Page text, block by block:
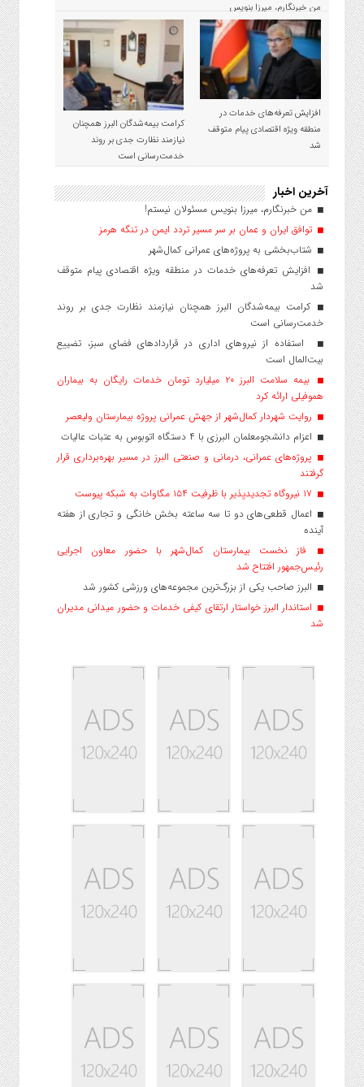
من خبرنگارم، میرزا بنویس
مسئولان نیستم!
افزایش تعرفه‌های خدمات در
منطقه ویژه اقتصادی پیام متوقف
شد
کرامت بیمه‌شدگان البرز همچنان
نیازمند نظارت جدی بر روند
خدمت‌رسانی است
آخرین اخبار
من خبرنگارم، میرزا بنویس مسئولان نیستم!
توافق ایران و عمان بر سر مسیر تردد ایمن در تنگه هرمز
شتاب‌بخشی به پروژه‌های عمرانی کمال‌شهر
افزایش تعرفه‌های خدمات در منطقه ویژه اقتصادی پیام متوقف
شد
کرامت بیمه‌شدگان البرز همچنان نیازمند نظارت جدی بر روند
خدمت‌رسانی است
استفاده از نیروهای اداری در قراردادهای فضای سبز، تضییع
بیت‌المال است
بیمه سلامت البرز ۲۰ میلیارد تومان خدمات رایگان به بیماران
هموفیلی ارائه کرد
روایت شهردار کمال‌شهر از جهش عمرانی پروژه بیمارستان ولیعصر
اعزام دانشجو‌معلمان البرزی با ۴ دستگاه اتوبوس به عتبات عالیات
پروژه‌های عمرانی، درمانی و صنعتی البرز در مسیر بهره‌برداری قرار
گرفتند
اعمال قطعی‌های دو تا سه ساعته بخش خانگی و تجاری از هفته
آینده
فاز نخست بیمارستان کمال‌شهر با حضور معاون اجرایی
رئیس‌جمهور افتتاح شد
البرز صاحب یکی از بزرگ‌ترین مجموعه‌های ورزشی کشور شد
استاندار البرز خواستار ارتقای کیفی خدمات و حضور میدانی مدیران
شد